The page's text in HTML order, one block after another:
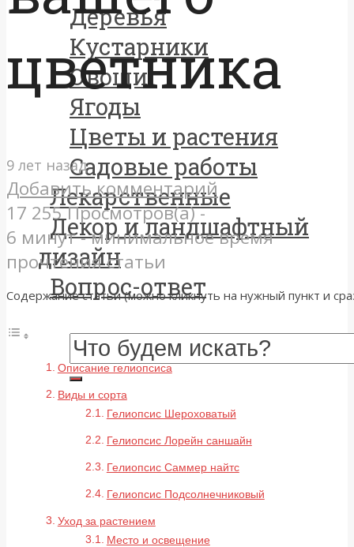
Деревья
Кустарники
Овощи
Ягоды
Цветы и растения
Садовые работы
Лекарственные
Декор и ландшафтный
дизайн
Вопрос-ответ
цветника
9 лет назад
Добавить комментарий
17 255 Просмотров(а) -
6 минут - минимальное время
прочтения статьи
Содержание статьи (можно кликнуть на нужный пункт и
Описание гелиопсиса
Виды и сорта
Гелиопсис Шероховатый
Гелиопсис Лорейн саншайн
Гелиопсис Саммер найтс
Гелиопсис Подсолнечниковый
Уход за растением
Место и освещение